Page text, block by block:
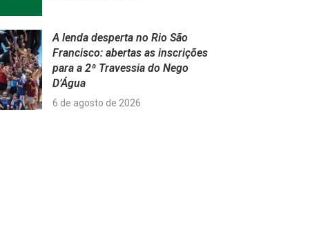
A lenda desperta no Rio São
Francisco: abertas as inscrições
para a 2ª Travessia do Nego
D’Água
6 de agosto de 2026